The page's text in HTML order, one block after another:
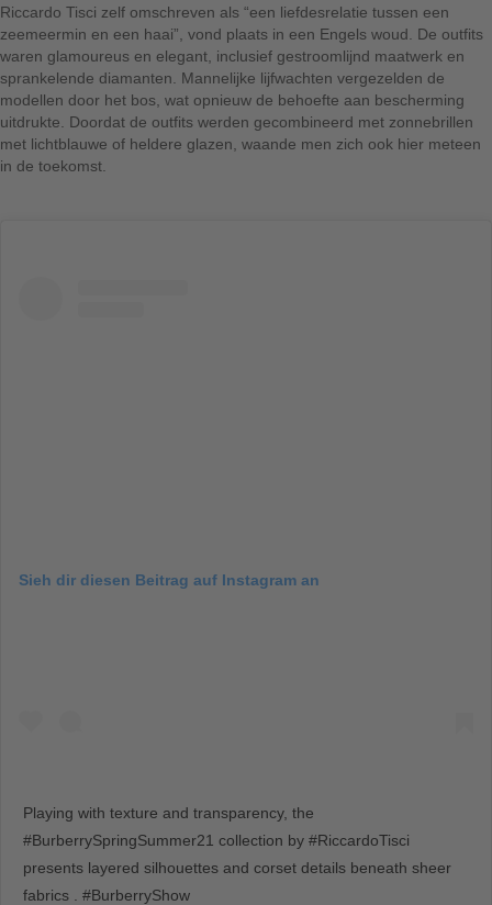
Riccardo Tisci zelf omschreven als “een liefdesrelatie tussen een
zeemeermin en een haai”, vond plaats in een Engels woud. De outfits
waren glamoureus en elegant, inclusief gestroomlijnd maatwerk en
sprankelende diamanten. Mannelijke lijfwachten vergezelden de
modellen door het bos, wat opnieuw de behoefte aan bescherming
uitdrukte. Doordat de outfits werden gecombineerd met zonnebrillen
met lichtblauwe of heldere glazen, waande men zich ook hier meteen
in de toekomst.
Sieh dir diesen Beitrag auf Instagram an
Playing with texture and transparency, the
#BurberrySpringSummer21 collection by #RiccardoTisci
presents layered silhouettes and corset details beneath sheer
fabrics . #BurberryShow